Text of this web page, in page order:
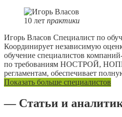
10 лет практики
Игорь Власов Специалист по
Координирует независимую
обучение специалистов
по требованиям НОСТРОЙ,
регламентам, обеспечивает
Показать больше специалистов
— Статьи и